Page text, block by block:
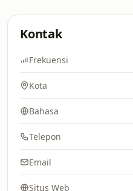
Kontak
Frekuensi
Kota
Bahasa
Telepon
Email
Situs Web